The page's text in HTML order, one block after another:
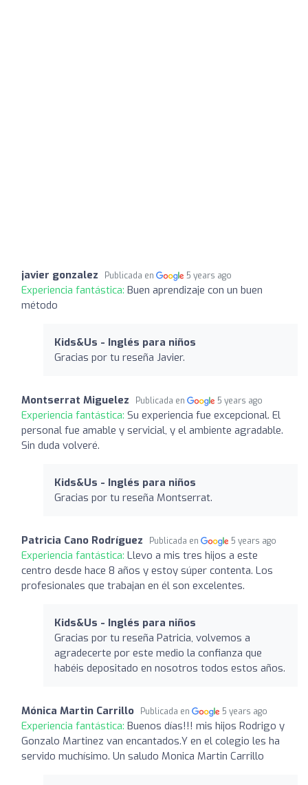
javier gonzalez Publicada en 5 years ago
Experiencia fantástica: Buen aprendizaje con un buen
método
Kids&Us - Inglés para niños
Gracias por tu reseña Javier.
Montserrat Miguelez Publicada en 5 years ago
Experiencia fantástica: Su experiencia fue excepcional. El
personal fue amable y servicial, y el ambiente agradable.
Sin duda volveré.
Kids&Us - Inglés para niños
Gracias por tu reseña Montserrat.
Patricia Cano Rodríguez Publicada en 5 years ago
Experiencia fantástica: Llevo a mis tres hijos a este
centro desde hace 8 años y estoy súper contenta. Los
profesionales que trabajan en él son excelentes.
Kids&Us - Inglés para niños
Gracias por tu reseña Patricia, volvemos a
agradecerte por este medio la confianza que
habéis depositado en nosotros todos estos años.
Mónica Martin Carrillo Publicada en 5 years ago
Experiencia fantástica: Buenos días!!! mis hijos Rodrigo y
Gonzalo Martinez van encantados.Y en el colegio les ha
servido muchísimo. Un saludo Monica Martin Carrillo